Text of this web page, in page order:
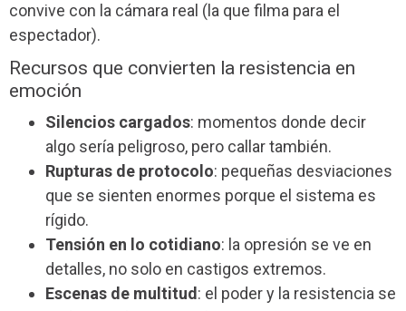
convive con la cámara real (la que filma para el
espectador).
Recursos que convierten la resistencia en
emoción
Silencios cargados: momentos donde decir
algo sería peligroso, pero callar también.
Rupturas de protocolo: pequeñas desviaciones
que se sienten enormes porque el sistema es
rígido.
Tensión en lo cotidiano: la opresión se ve en
detalles, no solo en castigos extremos.
Escenas de multitud : el poder y la resistencia se